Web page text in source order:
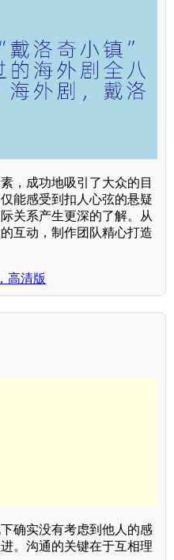
，成功地吸引了大众的目
能感受到扣人心弦的悬疑
关系产生更深的了解。从
互动，制作团队精心打造
高清版
确实没有考虑到他人的感
。沟通的关键在于互相理